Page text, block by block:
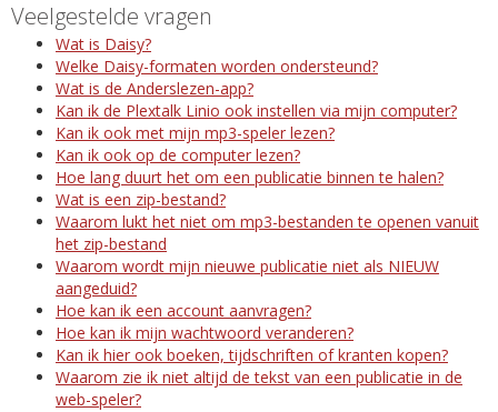
Veelgestelde vragen
Wat is Daisy?
Welke Daisy-formaten worden ondersteund?
Wat is de Anderslezen-app?
Kan ik de Plextalk Linio ook instellen via mijn computer?
Kan ik ook met mijn mp3-speler lezen?
Kan ik ook op de computer lezen?
Hoe lang duurt het om een publicatie binnen te halen?
Wat is een zip-bestand?
Waarom lukt het niet om mp3-bestanden te openen vanuit
het zip-bestand
Waarom wordt mijn nieuwe publicatie niet als NIEUW
aangeduid?
Hoe kan ik een account aanvragen?
Hoe kan ik mijn wachtwoord veranderen?
Kan ik hier ook boeken, tijdschriften of kranten kopen?
Waarom zie ik niet altijd de tekst van een publicatie in de
web-speler?